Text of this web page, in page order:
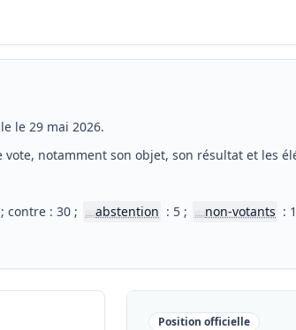
le 29 mai 2026.
notamment son objet, son résultat et les
contre : 30 ;
📖abstention : 5 ; 📖non-votants :
Position officielle